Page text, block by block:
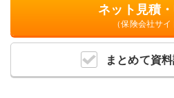
まとめて資
ネット見積
（保険会社サイ